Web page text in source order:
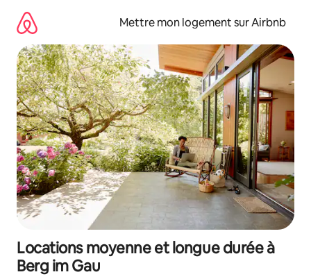
directement
contenu
Mettre mon logement sur Airbnb
Locations moyenne et longue durée à
Berg im Gau